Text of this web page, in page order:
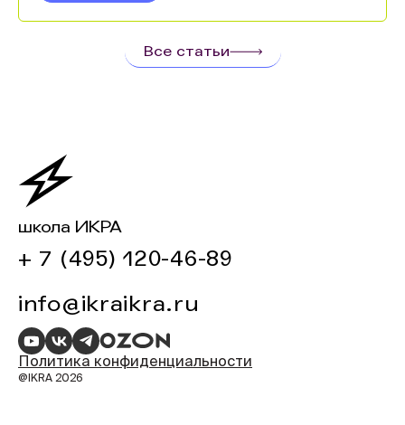
Все статьи
школа ИКРА
+ 7 (495) 120-46-89
info@ikraikra.ru
Политика конфиденциальности
@IKRA 2026